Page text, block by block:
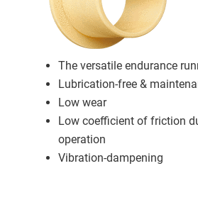
The versatile endurance
Lubrication-free &
Low wear
Low coefficient of friction
operation
Vibration-dampening